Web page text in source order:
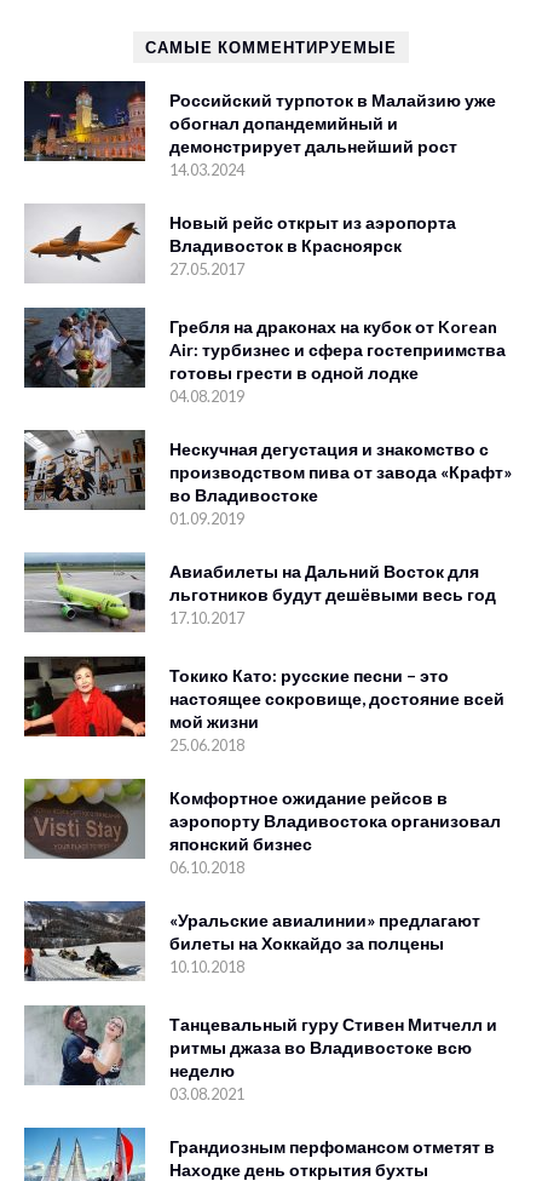
САМЫЕ КОММЕНТИРУЕМЫЕ
Российский турпоток в Малайзию уже
обогнал допандемийный и
демонстрирует дальнейший рост
14.03.2024
Новый рейс открыт из аэропорта
Владивосток в Красноярск
27.05.2017
Гребля на драконах на кубок от Korean
Air: турбизнес и сфера гостеприимства
готовы грести в одной лодке
04.08.2019
Нескучная дегустация и знакомство с
производством пива от завода «Крафт»
во Владивостоке
01.09.2019
Авиабилеты на Дальний Восток для
льготников будут дешёвыми весь год
17.10.2017
Токико Като: русские песни – это
настоящее сокровище, достояние всей
мой жизни
25.06.2018
Комфортное ожидание рейсов в
аэропорту Владивостока организовал
японский бизнес
06.10.2018
«Уральские авиалинии» предлагают
билеты на Хоккайдо за полцены
10.10.2018
Танцевальный гуру Стивен Митчелл и
ритмы джаза во Владивостоке всю
неделю
03.08.2021
Грандиозным перфомансом отметят в
Находке день открытия бухты